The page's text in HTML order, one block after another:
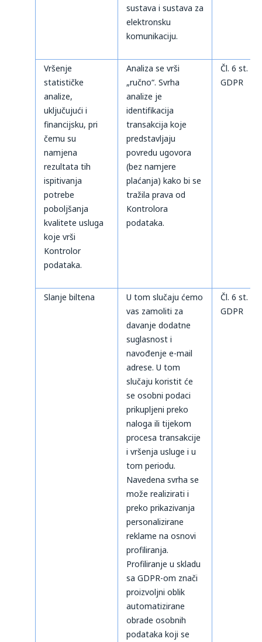
sustava i sustava za
elektronsku
komunikaciju.
Vršenje
statističke
analize,
uključujući i
financijsku, pri
čemu su
namjena
rezultata tih
ispitivanja
potrebe
poboljšanja
kvalitete usluga
koje vrši
Kontrolor
podataka.
Analiza se vrši
„ručno“. Svrha
analize je
identifikacija
transakcija koje
predstavljaju
povredu ugovora
(bez namjere
plaćanja) kako bi se
tražila prava od
Kontrolora
podataka.
Čl. 6 st. 1
GDPR
Slanje biltena
U tom slučaju ćemo
vas zamoliti za
davanje dodatne
suglasnost i
navođenje e-mail
adrese. U tom
slučaju koristit će
se osobni podaci
prikupljeni preko
naloga ili tijekom
procesa transakcije
i vršenja usluge i u
tom periodu.
Navedena svrha se
može realizirati i
preko prikazivanja
personalizirane
reklame na osnovi
profiliranja.
Profiliranje u skladu
sa GDPR-om znači
proizvoljni oblik
automatizirane
obrade osobnih
podataka koji se
Čl. 6 st. 1
GDPR